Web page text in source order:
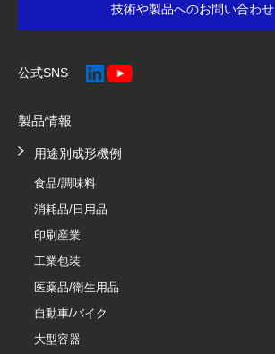
製品情報
用途別成形機例
食品/調味料
消耗品/日用品
印刷産業
工業包装
医薬品/衛生用品
自動車/バイク
大型容器
技術や製品へのお問い合わせ
公式SNS